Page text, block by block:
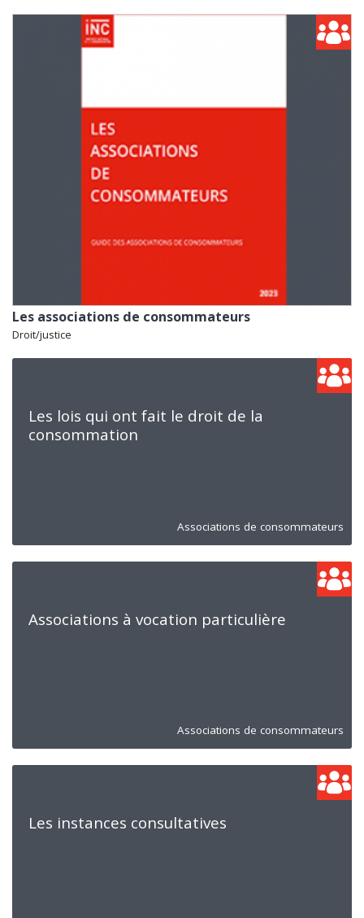
Les associations de consommateurs
Droit/justice
Associations de consommateurs
Les lois qui ont fait le droit de la
consommation
Associations de consommateurs
Associations à vocation particulière
Les instances consultatives